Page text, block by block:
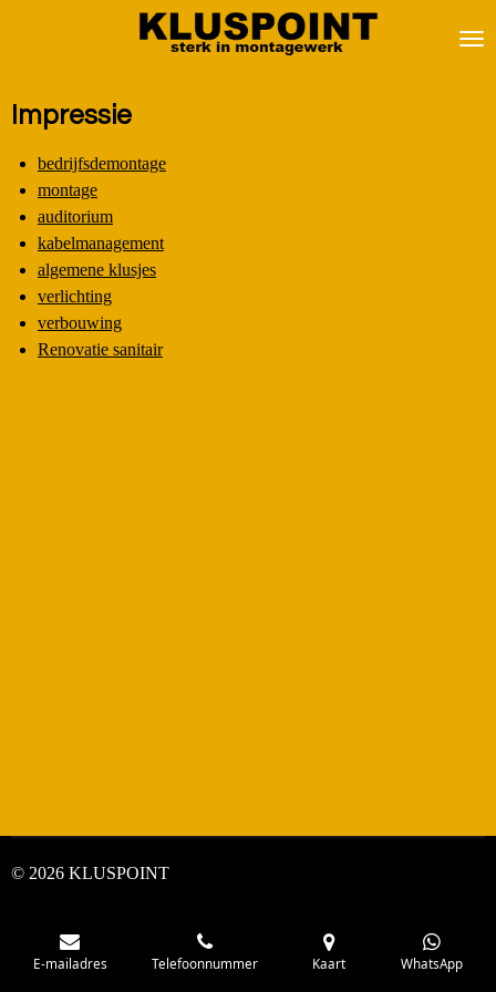
de
hoofdinhoud
Impressie
bedrijfsdemontage
montage
auditorium
kabelmanagement
algemene klusjes
verlichting
verbouwing
Renovatie sanitair
© 2026 KLUSPOINT
E-mailadres Telefoonnummer Kaart WhatsApp